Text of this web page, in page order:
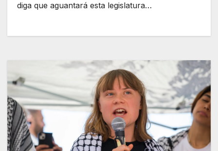
diga que aguantará esta legislatura…